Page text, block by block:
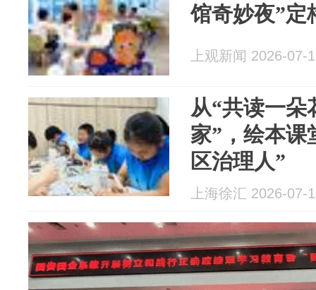
馆奇妙夜”定
上观新闻 2026-07-
从“共读一朵
家”，绘本课
区治理人”
上海徐汇 2026-07-